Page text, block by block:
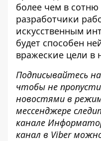
более чем в сотню
разработчики
искусственным
будет способен
вражеские цели в
Подписывайтесь
чтобы не
новостями в
мессенджере
канале
канал в Viber